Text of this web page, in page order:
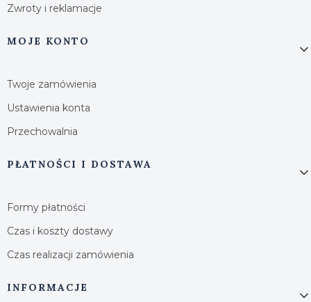
Zwroty i reklamacje
MOJE KONTO
Twoje zamówienia
Ustawienia konta
Przechowalnia
PŁATNOŚCI I DOSTAWA
Formy płatności
Czas i koszty dostawy
Czas realizacji zamówienia
INFORMACJE